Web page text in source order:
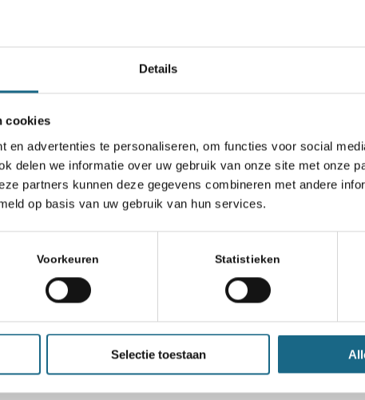
Details
cookies
en advertenties te personaliseren, om functies voor social
delen we informatie over uw gebruik van onze site met onze
partners kunnen deze gegevens combineren met andere
op basis van uw gebruik van hun services.
Voorkeuren Statistieken
Selectie toestaan
die koos voor een maatschappelijke
schoolschaak en schaken voor een betere
aantal spelers op de club? Schakel dan
loopt er op uw club ook wel een
van het jaar 2017.
rubrieken. Veel leesplezier!
alle leden van de bijzondere
Schaakmagazine zes keer per jaar
ontvangen hebben, dan wordt u verzocht